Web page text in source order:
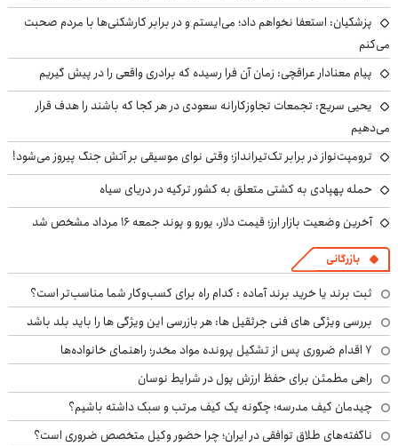
پزشکیان: استعفا نخواهم داد؛ می‌ایستم و در برابر کارشکنی‌ها با مردم صحبت
می‌کنم
پیام معنادار عراقچی: زمان آن فرا رسیده که برادری واقعی را در پیش گیریم
یحیی سریع: تجمعات تجاوزکارانه سعودی در هر کجا که باشند را هدف قرار
می‌دهیم
ترومپت‌نواز در برابر تک‌تیرانداز؛ وقتی نوای موسیقی بر آتش جنگ پیروز می‌شود!
حمله پهپادی به کشتی متعلق به کشور ترکیه در دریای سیاه
آخرین وضعیت بازار ارز؛ قیمت دلار، یورو و پوند جمعه ۱۶ مرداد مشخص شد
بازرگانی
ثبت برند یا خرید برند آماده : کدام راه برای کسب‌وکار شما مناسب‌تر است؟
بررسی ویژگی های فنی جرثقیل ها: هر بازرسی این ویژگی ها را باید بلد باشد
۷ اقدام ضروری پس از تشکیل پرونده مواد مخدر؛ راهنمای خانواده‌ها
راهی مطمئن برای حفظ ارزش پول در شرایط نوسان
چیدمان کیف مدرسه؛ چگونه یک کیف مرتب و سبک داشته باشیم؟
ناگفته‌های طلاق توافقی در ایران؛ چرا حضور وکیل متخصص ضروری است؟